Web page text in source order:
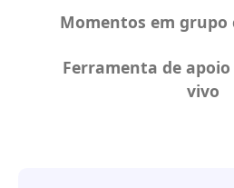
Momentos em grupo
Ferramenta de
vivo